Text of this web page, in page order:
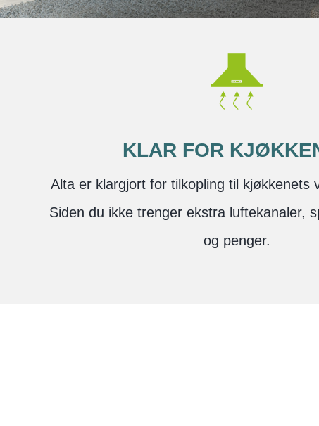
KLAR FOR
Alta er klargjort for tilkopling til kjøkkenets
Siden du ikke trenger ekstra luftekanaler,
og penger.